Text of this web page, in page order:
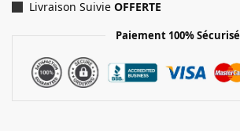
Livraison Suivie OFFERTE
Paiement 100% Sécurisé